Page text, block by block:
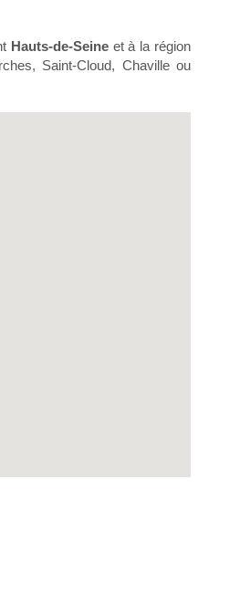
Hauts-de-Seineet à la région
Saint-Cloud, Chaville ou